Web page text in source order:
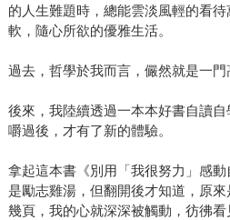
的人生難題時，總能雲淡風輕的看
軟，隨心所欲的優雅生活。
過去，哲學於我而言，儼然就是一門
後來，我陸續透過一本本好書自讀
嚼過後，才有了新的體驗。
拿起這本書《別用「我很努力」感
是勵志雞湯，但翻開後才知道，原
幾頁，我的心就深深被觸動，彷彿